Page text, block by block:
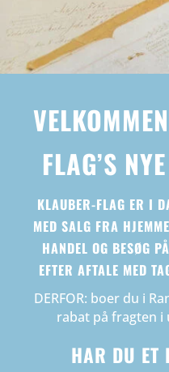
FLAG’S
KLAUBER-FLAG ER I
MED SALG FRA
HANDEL OG BESØG
EFTER AFTALE MED
DERFOR: boer du i
rabat på fragten i
HAR DU ET